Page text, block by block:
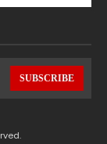
SUBSCRIBE